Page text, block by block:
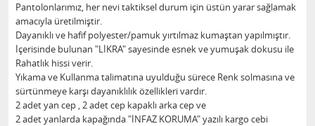
Pantolonlarımız, her nevi taktiksel durum için üstün yarar sağlamak
amacıyla üretilmiştir.
Dayanıklı ve hafif polyester/pamuk yırtılmaz kumaştan yapılmıştır.
İçerisinde bulunan "LİKRA" sayesinde esnek ve yumuşak dokusu ile
Rahatlık hissi verir.
Yıkama ve Kullanma talimatına uyulduğu sürece Renk solmasına ve
sürtünmeye karşı dayanıklılık özellikleri vardır.
2 adet yan cep , 2 adet cep kapaklı arka cep ve
2 adet yanlarda kapağında "İNFAZ KORUMA" yazılı kargo cebi